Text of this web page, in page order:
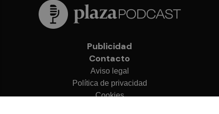
Publicidad
Contacto
Aviso legal
Política de privacidad
Cookies